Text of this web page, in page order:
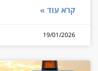
קרא עוד »
19/01/2026